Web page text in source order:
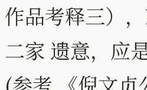
作品考释三）
二家 遗意，应
(参考 《倪文